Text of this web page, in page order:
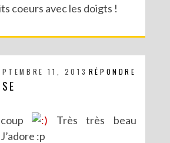
coeurs avec les doigts !
RÉPONDRE
11, 2013
Très très beau
J’adore :p